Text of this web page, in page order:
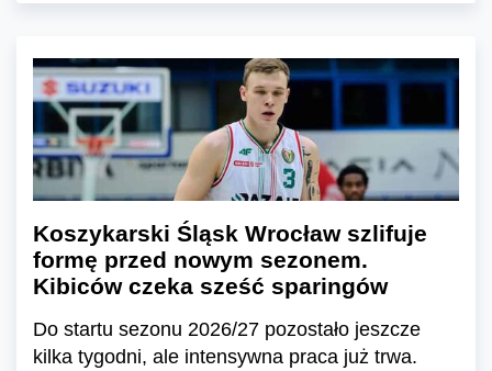
Koszykarski Śląsk Wrocław szlifuje
formę przed nowym sezonem.
Kibiców czeka sześć sparingów
Do startu sezonu 2026/27 pozostało jeszcze
kilka tygodni, ale intensywna praca już trwa.